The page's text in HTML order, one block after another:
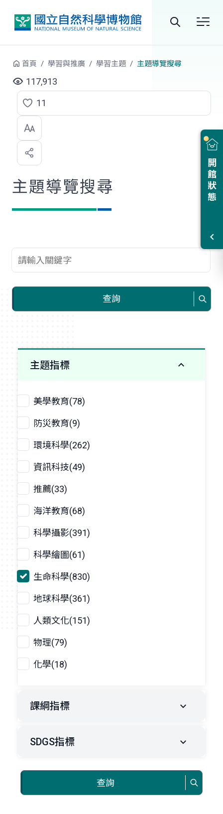
站
尋
開館狀態
首頁 學習與推廣 學習主題 主題導覽搜尋
117,913
點
選
喜
歡
11
主題導覽搜尋
查詢關鍵字
查詢
主題指標
美學教育(78)
防災教育(9)
環境科學(262)
資訊科技(49)
推薦(33)
海洋教育(68)
科學攝影(391)
科學繪圖(61)
生命科學(830)
地球科學(361)
人類文化(151)
物理(79)
化學(18)
課綱指標
SDGS指標
查詢